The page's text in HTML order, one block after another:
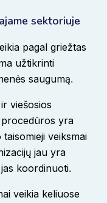
sektoriuje
pagal griežtas
užtikrinti
saugumą.
viešosios
yra
veiksmai
jau yra
koordinuoti.
veikia keliuose